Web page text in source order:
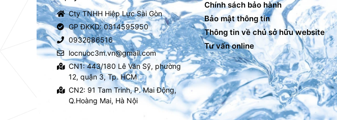
Cty TNHH Hiệp Lực Sài Gòn
GP ĐKKD: 0314595950
0932686516
locnuoc3m.vn@gmail.com
CN1: 443/180 Lê Văn Sỹ, phường
12, quận 3, Tp. HCM
CN2: 91 Tam Trinh, P. Mai Động,
Q.Hoàng Mai, Hà Nội
Chính sách bảo hành
Bảo mật thông tin
Thông tin về chủ sở hữu website
Tư vấn online